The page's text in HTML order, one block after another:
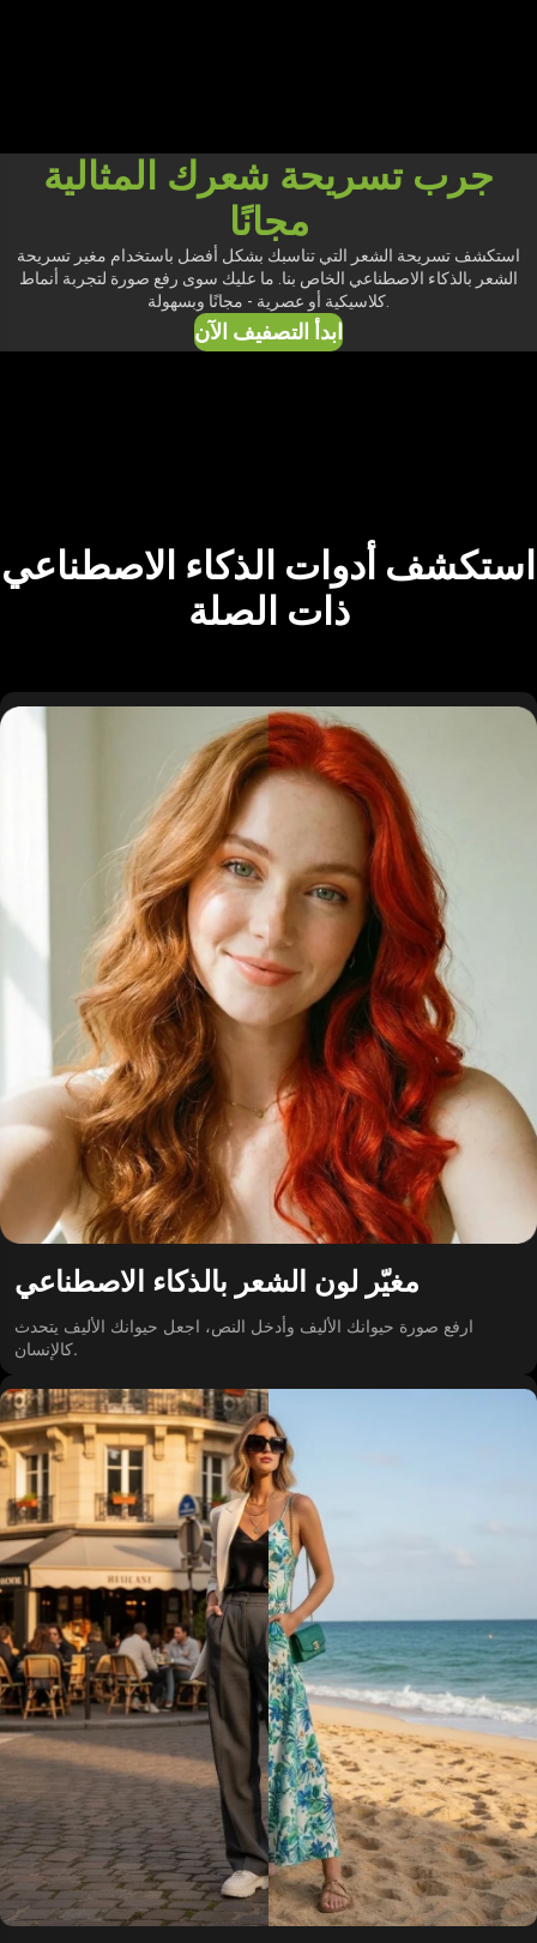
جرب تسريحة شعرك المثالية
مجانًا
استكشف تسريحة الشعر التي تناسبك بشكل أفضل باستخدام مغير تسريحة
الشعر بالذكاء الاصطناعي الخاص بنا. ما عليك سوى رفع صورة لتجربة أنماط
ابدأ التصفيف الآن
استكشف أدوات الذكاء الاصطناعي
ذات الصلة
مغيّر لون الشعر بالذكاء الاصطناعي
ارفع صورة حيوانك الأليف وأدخل النص، اجعل حيوانك الأليف يتحدث
كالإنسان.